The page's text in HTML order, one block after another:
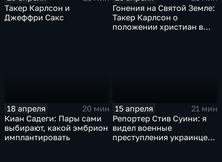
Такер Карлсон и
Джеффри Сакс
Гонения на Святой Земле:
Такер Карлсон о
положении христиан в
18 апреля
20 мин
Киан Садеги: Пары сами
выбирают, какой эмбрион
имплантировать
15 апреля
21 мин
Репортер Стив Суини: я
видел военные
преступления украинцев